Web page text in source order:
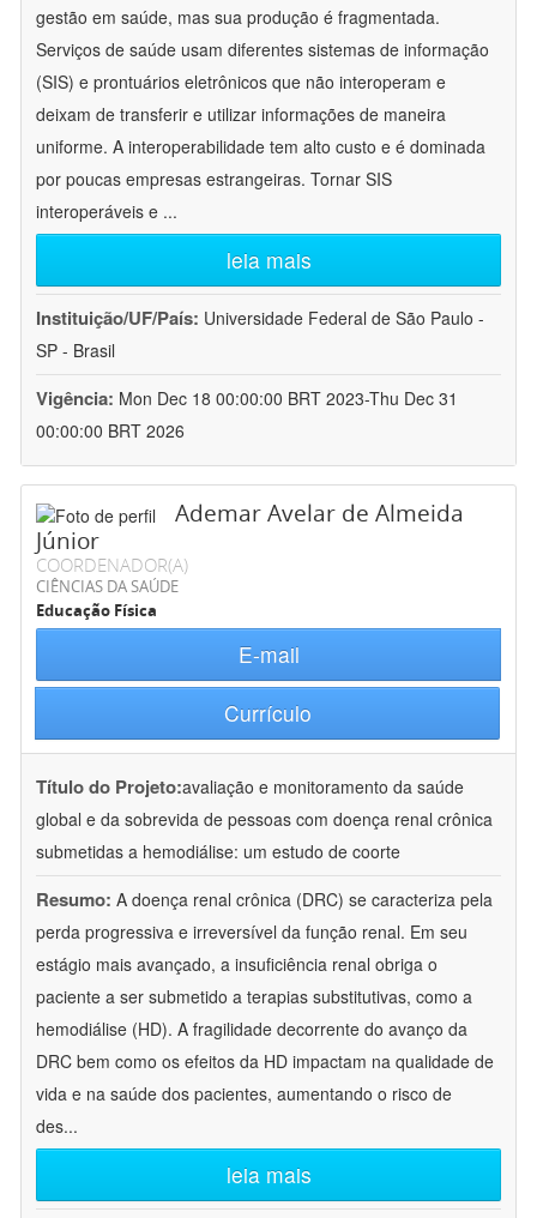
gestão em saúde, mas sua produção é fragmentada.
Serviços de saúde usam diferentes sistemas de informação
(SIS) e prontuários eletrônicos que não interoperam e
deixam de transferir e utilizar informações de maneira
uniforme. A interoperabilidade tem alto custo e é dominada
por poucas empresas estrangeiras. Tornar SIS
interoperáveis e ...
leia mais
Instituição/UF/País: Universidade Federal de São Paulo -
SP - Brasil
Vigência: Mon Dec 18 00:00:00 BRT 2023-Thu Dec 31
00:00:00 BRT 2026
Ademar Avelar de Almeida
Júnior
COORDENADOR(A)
CIÊNCIAS DA SAÚDE
Educação Física
E-mail
Currículo
Título do Projeto:avaliação e monitoramento da saúde
global e da sobrevida de pessoas com doença renal crônica
submetidas a hemodiálise: um estudo de coorte
Resumo: A doença renal crônica (DRC) se caracteriza pela
perda progressiva e irreversível da função renal. Em seu
estágio mais avançado, a insuficiência renal obriga o
paciente a ser submetido a terapias substitutivas, como a
hemodiálise (HD). A fragilidade decorrente do avanço da
DRC bem como os efeitos da HD impactam na qualidade de
vida e na saúde dos pacientes, aumentando o risco de
des...
leia mais